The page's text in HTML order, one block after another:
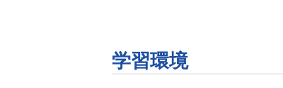
学習環境